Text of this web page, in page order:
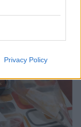
Privacy Policy